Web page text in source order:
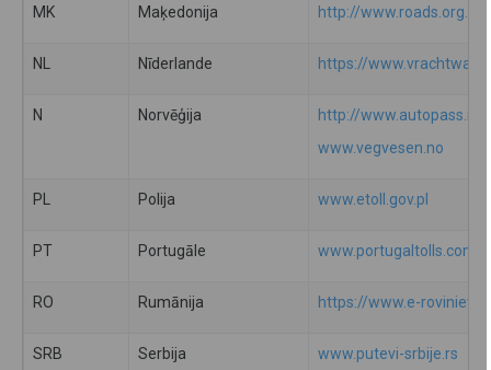
MK Maķedonija http://
NL Nīderlande https://
N Norvēģija
http://
www.vegvesen.no
PL Polija www.etoll.gov.pl
PT Portugāle www.portugaltolls.com
RO Rumānija https://www.e-
SRB Serbija www.putevi-srbije.rs